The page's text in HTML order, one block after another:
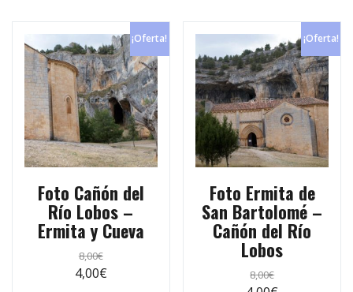
¡Oferta!
Foto Cañón del
Río Lobos –
Ermita y Cueva
8,00€
4,00€
¡Oferta!
Foto Ermita de
San Bartolomé –
Cañón del Río
Lobos
8,00€
s
i
r